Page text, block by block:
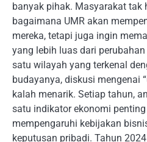
banyak pihak. Masyarakat tak
bagaimana UMR akan
mereka, tetapi juga ingin
yang lebih luas dari
satu wilayah yang terkenal
budayanya, diskusi mengenai
kalah menarik. Setiap tahun,
satu indikator ekonomi
mempengaruhi kebijakan
keputusan pribadi. Tahun